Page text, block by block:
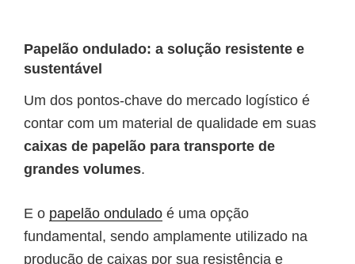
Papelão ondulado: a solução resistente e
sustentável
Um dos pontos-chave do mercado logístico é
contar com um material de qualidade em suas
caixas de papelão para transporte de
grandes volumes.
E o papelão ondulado é uma opção
fundamental, sendo amplamente utilizado na
produção de caixas por sua resistência e